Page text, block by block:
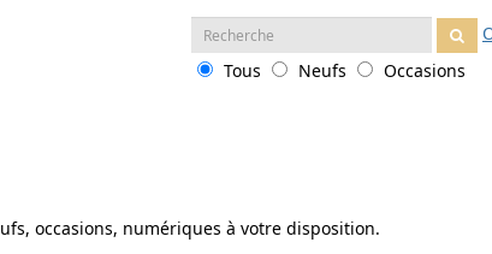
occasions, numériques à votre disposition.
Recherche
:
Tous
Neufs Occasions